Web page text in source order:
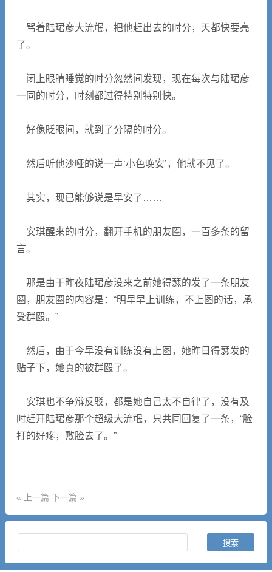
骂着陆珺彦大流氓，把他赶出去的时分，天都快要亮
了。
闭上眼睛睡觉的时分忽然间发现，现在每次与陆珺彦
一同的时分，时刻都过得特别特别快。
好像眨眼间，就到了分隔的时分。
然后听他沙哑的说一声‘小色晚安’，他就不见了。
其实，现已能够说是早安了……
安琪醒来的时分，翻开手机的朋友圈，一百多条的留
言。
那是由于昨夜陆珺彦没来之前她得瑟的发了一条朋友
圈，朋友圈的内容是：“明早早上训练，不上图的话，承
受群殴。”
然后，由于今早没有训练没有上图，她昨日得瑟发的
贴子下，她真的被群殴了。
安琪也不争辩反驳，都是她自己太不自律了，没有及
时赶开陆珺彦那个超级大流氓，只共同回复了一条，“脸
打的好疼，敷脸去了。”
« 上一篇 下一篇 »